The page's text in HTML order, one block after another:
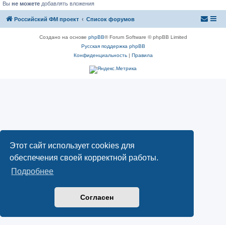
Этот сайт использует cookies для
обеспечения своей корректной работы.
Подробнее
Согласен
Вы не можете добавлять вложения
Российский ФМ проект Список форумов
Создано на основе phpBB® Forum Software © phpBB Limited
Русская поддержка phpBB
Конфиденциальность| Правила